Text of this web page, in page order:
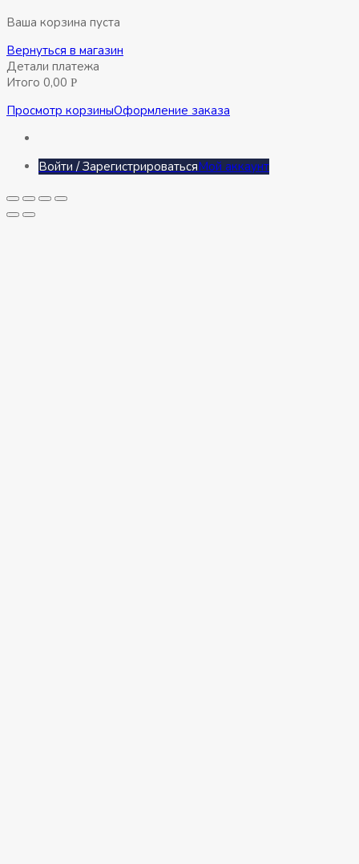
Ваша корзина пуста
Вернуться в магазин
Детали платежа
Итого 0,00 Р
Просмотр корзиныОформление заказа
Войти / ЗарегистрироватьсяМой аккаунт